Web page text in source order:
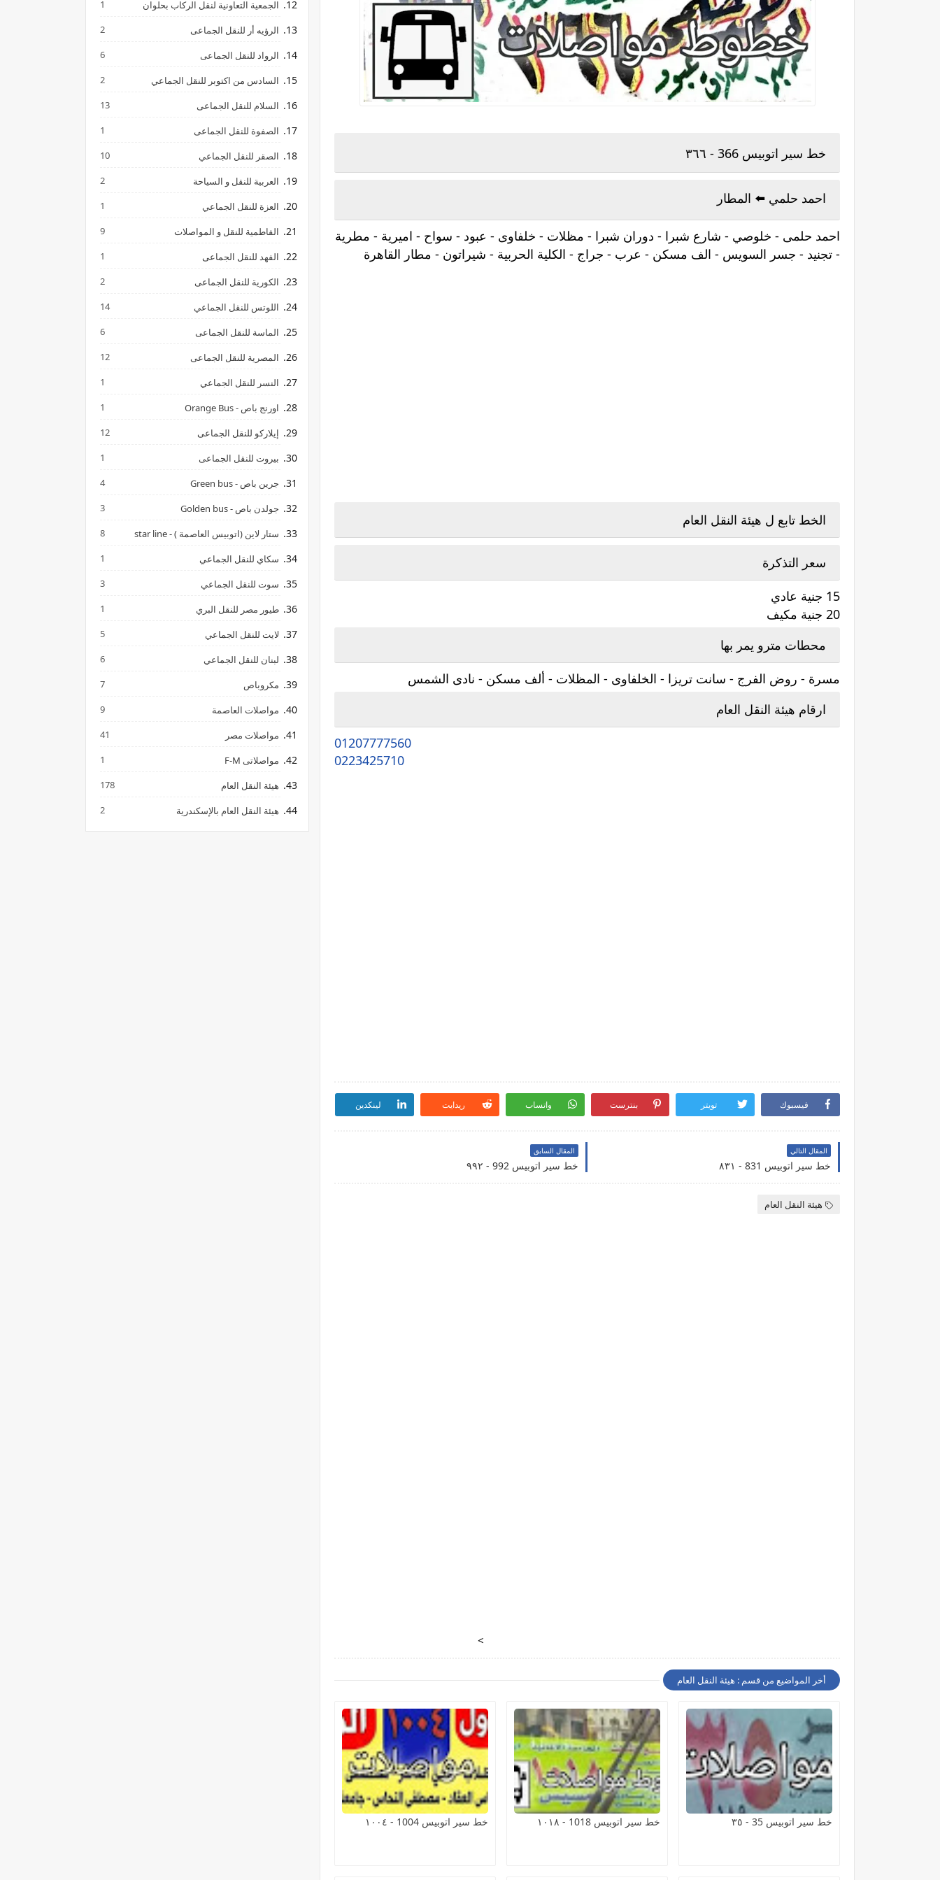
خط سير اتوبيس 366 - ٣٦٦
احمد حلمي ⁦⬅️⁩ المطار
احمد حلمى - خلوصي - شارع شبرا - دوران شبرا - مظلات - خلفاوى - عبود - سواح - اميرية - مطرية
- تجنيد - جسر السويس - الف مسكن - عرب - جراج - الكلية الحربية - شيراتون - مطار القاهرة
الخط تابع ل هيئة النقل العام
سعر التذكرة
15 جنية عادي
20 جنية مكيف
محطات مترو يمر بها
مسرة - روض الفرج - سانت تريزا - الخلفاوى - المظلات - ألف مسكن - نادى الشمس
ارقام هيئة النقل العام
01207777560
0223425710
فيسبوك تويتر بنترست واتساب ريدايت لينكدين
المقال التالي
خط سير اتوبيس 831 - ٨٣١
المقال السابق
خط سير اتوبيس 992 - ٩٩٢
هيئة النقل العام
>
أخر المواضيع من قسم : هيئة النقل العام
خط سير اتوبيس 35 - ٣٥ خط سير اتوبيس 1018 - ١٠١٨ خط سير اتوبيس 1004 - ١٠٠٤
الجمعية التعاونية لنقل الركاب بحلوان 1
الرؤيه أر للنقل الجماعى 2
الرواد للنقل الجماعى 6
السادس من اكتوبر للنقل الجماعي 2
السلام للنقل الجماعى 13
الصفوة للنقل الجماعى 1
الصقر للنقل الجماعي 10
العربية للنقل و السياحة 2
العزة للنقل الجماعي 1
الفاطمية للنقل و المواصلات 9
الفهد للنقل الجماعى 1
الكورية للنقل الجماعى 2
اللوتس للنقل الجماعي 14
الماسة للنقل الجماعى 6
المصرية للنقل الجماعى 12
النسر للنقل الجماعي 1
اورنج باص - Orange Bus 1
إيلاركو للنقل الجماعى 12
بيروت للنقل الجماعى 1
جرين باص - Green bus 4
جولدن باص - Golden bus 3
ستار لاين (اتوبيس العاصمة ) - star line 8
سكاي للنقل الجماعي 1
سوت للنقل الجماعي 3
طيور مصر للنقل البري 1
لايت للنقل الجماعي 5
لبنان للنقل الجماعي 6
مكروباص 7
مواصلات العاصمة 9
مواصلات مصر 41
مواصلاتى F-M 1
هيئة النقل العام 178
هيئة النقل العام بالإسكندرية 2